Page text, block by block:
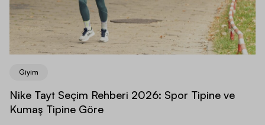
Giyim
Nike Tayt Seçim Rehberi 2026: Spor Tipine ve
Kumaş Tipine Göre